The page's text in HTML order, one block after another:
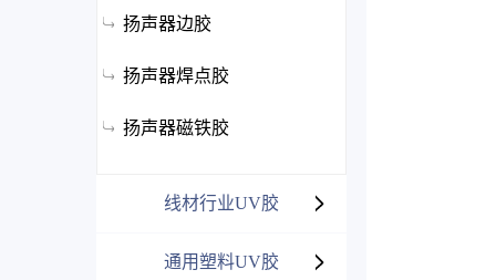
扬声器边胶
扬声器焊点胶
扬声器磁铁胶
线材行业UV胶
通用塑料UV胶